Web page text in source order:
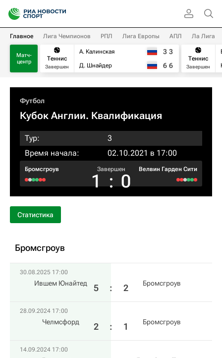
Главное Лига Чемпионов РПЛ Лига Европы АПЛ Ла Лига
Матч-
центр
Теннис
Завершен
А. Калинская
Д. Шнайдер
3 3
6 6
Теннис
Завершен
Футбол
Кубок Англии. Квалификация
Тур:
3
Время начала:
02.10.2021 в 17:00
Бромсгроув Завершен
1 : 0
Велвин Гарден Сити
Статистика
Бромсгроув
30.08.2025 17:00
Ившем Юнайтед 5 : 2 Бромсгроув
28.09.2024 17:00
Челмсфорд 2 : 1 Бромсгроув
14.09.2024 17:00